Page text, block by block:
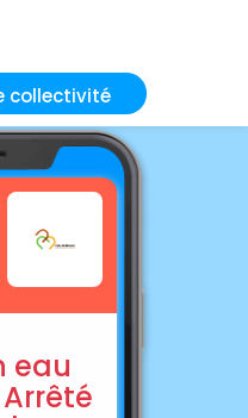
collectivité
eau